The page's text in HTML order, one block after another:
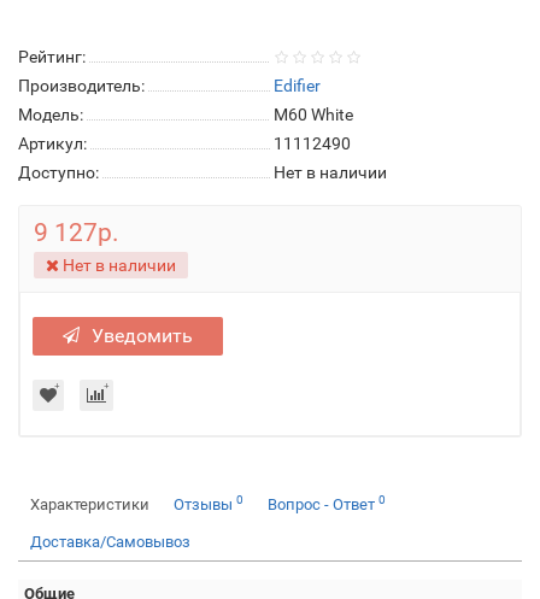
Рейтинг:
Производитель:
Edifier
Модель:
M60 White
Артикул:
11112490
Доступно:
Нет в наличии
9 127р.
Нет в наличии
Уведомить
Характеристики Отзывы 0 Вопрос - Ответ 0
Доставка/Самовывоз
Общие